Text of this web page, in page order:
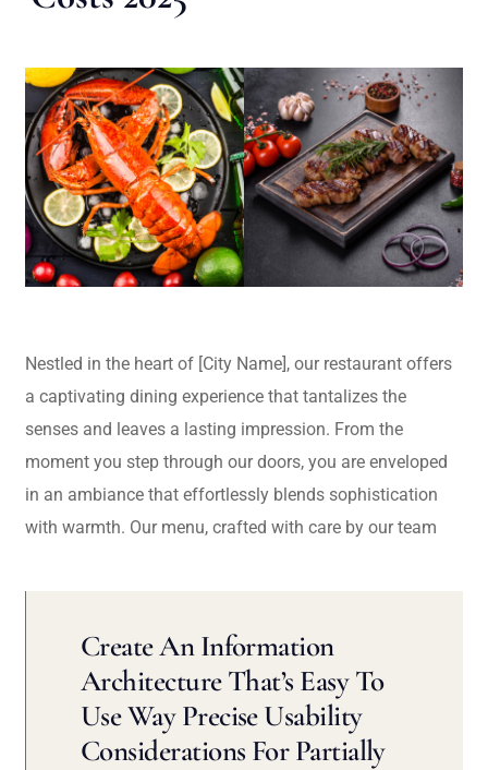
Nestled in the heart of [City Name], our restaurant offers
a captivating dining experience that tantalizes the
senses and leaves a lasting impression. From the
moment you step through our doors, you are enveloped
in an ambiance that effortlessly blends sophistication
with warmth. Our menu, crafted with care by our team
Create An Information
Architecture That’s Easy To
Use Way Precise Usability
Considerations For Partially